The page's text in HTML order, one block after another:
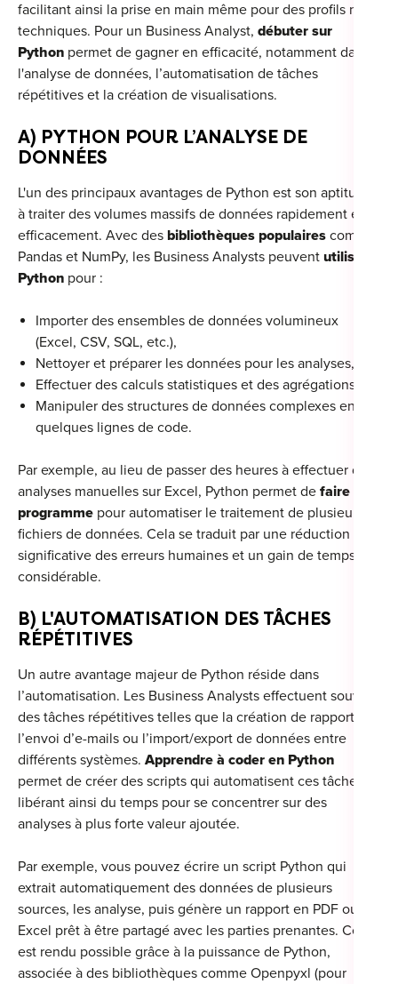
facilitant ainsi la prise en main même pour des profils non
techniques. Pour un Business Analyst, débuter sur
Python permet de gagner en efficacité, notamment dans
l'analyse de données, l’automatisation de tâches
répétitives et la création de visualisations.
A) PYTHON POUR L’ANALYSE DE
DONNÉES
L'un des principaux avantages de Python est son aptitude
à traiter des volumes massifs de données rapidement et
efficacement. Avec des bibliothèques populaires comme
Pandas et NumPy, les Business Analysts peuvent utiliser
Python pour :
Importer des ensembles de données volumineux
(Excel, CSV, SQL, etc.),
Nettoyer et préparer les données pour les analyses,
Effectuer des calculs statistiques et des agrégations,
Manipuler des structures de données complexes en
quelques lignes de code.
Par exemple, au lieu de passer des heures à effectuer des
analyses manuelles sur Excel, Python permet de faire un
programme pour automatiser le traitement de plusieurs
fichiers de données. Cela se traduit par une réduction
significative des erreurs humaines et un gain de temps
considérable.
B) L'AUTOMATISATION DES TÂCHES
RÉPÉTITIVES
Un autre avantage majeur de Python réside dans
l’automatisation. Les Business Analysts effectuent souvent
des tâches répétitives telles que la création de rapports,
l’envoi d’e-mails ou l’import/export de données entre
différents systèmes. Apprendre à coder en Python
permet de créer des scripts qui automatisent ces tâches,
libérant ainsi du temps pour se concentrer sur des
analyses à plus forte valeur ajoutée.
Par exemple, vous pouvez écrire un script Python qui
extrait automatiquement des données de plusieurs
sources, les analyse, puis génère un rapport en PDF ou
Excel prêt à être partagé avec les parties prenantes. Cela
est rendu possible grâce à la puissance de Python,
associée à des bibliothèques comme Openpyxl (pour